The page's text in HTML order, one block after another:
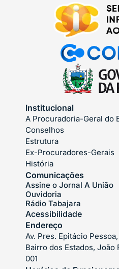
Institucional
A Procuradoria-Geral do
Conselhos
Estrutura
Ex-Procuradores-Gerais
História
Comunicações
Assine o Jornal A União
Ouvidoria
Rádio Tabajara
Acessibilidade
Endereço
Av. Pres. Epitácio
Bairro dos Estados, João
001